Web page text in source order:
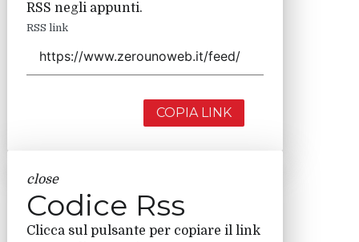
RSS negli appunti.
RSS link
COPIA LINK
close
Codice Rss
Clicca sul pulsante per copiare il link